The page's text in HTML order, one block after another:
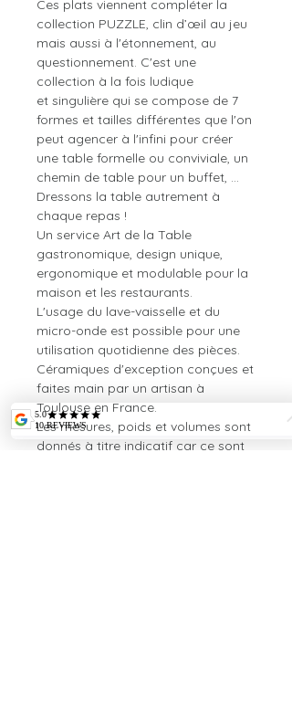
Ces plats viennent compléter la
collection PUZZLE, clin d’œil au jeu
mais aussi à l'étonnement, au
questionnement. C'est une
collection à la fois ludique
et singulière qui se compose de 7
formes et tailles différentes que l'on
peut agencer à l'infini pour créer
une table formelle ou conviviale, un
chemin de table pour un buffet, ...
Dressons la table autrement à
chaque repas !
Un service Art de la Table
gastronomique, design unique,
ergonomique et modulable pour la
maison et les restaurants.
L'usage du lave-vaisselle et du
micro-onde est possible pour une
utilisation quotidienne des pièces.
Céramiques d'exception conçues et
faites main par un artisan à
Toulouse en France.
Les mesures, poids et volumes sont
donnés à titre indicatif car ce sont